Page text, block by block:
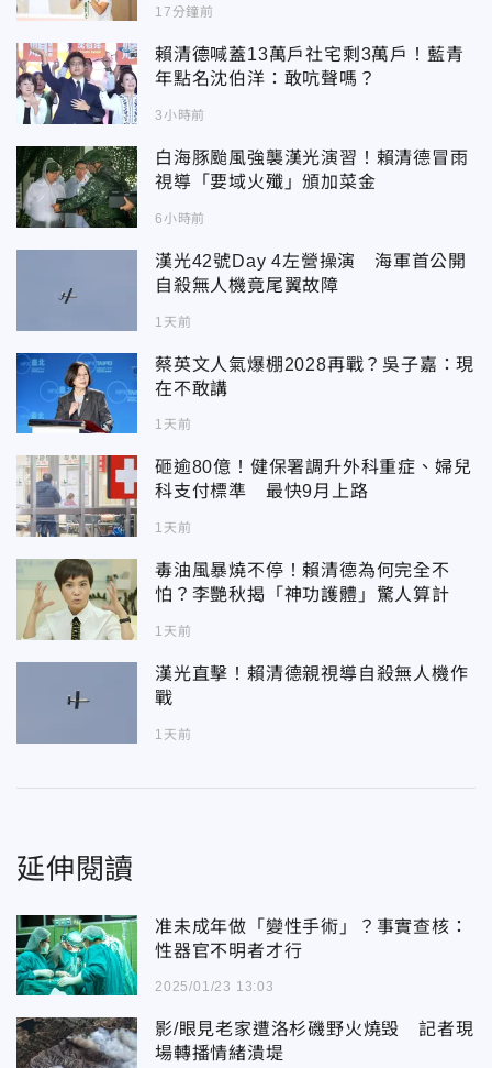
17分鐘前
賴清德喊蓋13萬戶社宅剩3萬戶！藍青
年點名沈伯洋：敢吭聲嗎？
3小時前
白海豚颱風強襲漢光演習！賴清德冒雨
視導「要域火殲」頒加菜金
6小時前
漢光42號Day 4左營操演 海軍首公開
自殺無人機竟尾翼故障
1天前
蔡英文人氣爆棚2028再戰？吳子嘉：現
在不敢講
1天前
砸逾80億！健保署調升外科重症、婦兒
科支付標準 最快9月上路
1天前
毒油風暴燒不停！賴清德為何完全不
怕？李艷秋揭「神功護體」驚人算計
1天前
漢光直擊！賴清德親視導自殺無人機作
戰
1天前
延伸閱讀
准未成年做「變性手術」？事實查核：
性器官不明者才行
2025/01/23 13:03
影/眼見老家遭洛杉磯野火燒毁 記者現
場轉播情緒潰堤